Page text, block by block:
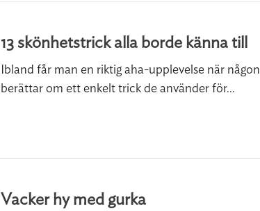
13 skönhetstrick alla borde känna till
Ibland får man en riktig aha-upplevelse när någon
berättar om ett enkelt trick de använder för...
Vacker hy med gurka